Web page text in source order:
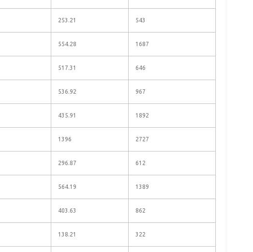
253.21 543
554.28 1687
517.31 646
536.92 967
435.91 1892
1396 2727
296.87 612
564.19 1389
403.63 862
138.21 322